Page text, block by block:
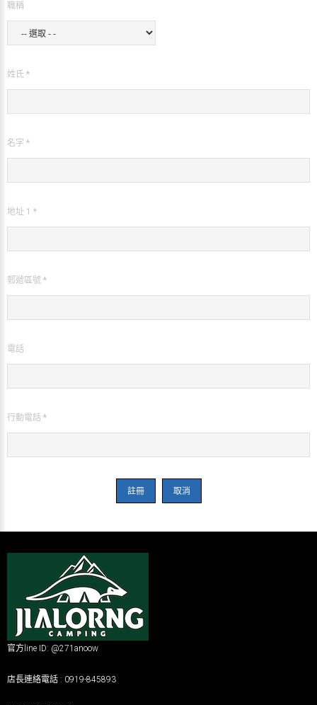
職稱
姓氏 *
名字 *
地址 1 *
郵遞區號 *
電話
行動電話 *
註冊 取消
官方line ID: @271anoow
店長連絡電話 : 0919-845893